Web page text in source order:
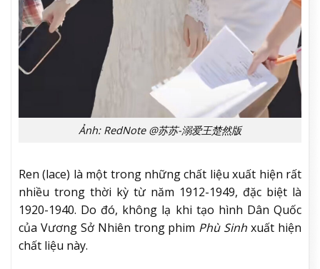
Ảnh: RedNote @苏苏-溺爱王楚然版
Ren (lace) là một trong những chất liệu xuất hiện rất
nhiều trong thời kỳ từ năm 1912-1949, đặc biệt là
1920-1940. Do đó, không lạ khi tạo hình Dân Quốc
của Vương Sở Nhiên trong phim Phù Sinhxuất hiện
chất liệu này.